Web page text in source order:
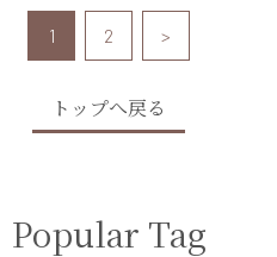
1 2 >
トップへ戻る
Popular Tag